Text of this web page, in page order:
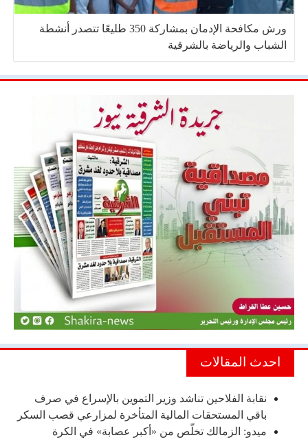
ورش مكافحة الإدمان بمشاركة 350 طليعًا تتصدر أنشطة
الشباب والرياضة بالشرقية
احدث المقالات
نقابة الفلاحين تناشد وزير التموين بالإسراع في صرف
باقي المستحقات المالية المتأخرة لمزارعي قصب السكر
ميدو: الزمالك تخلّص من «أكبر عصابة» في الكرة